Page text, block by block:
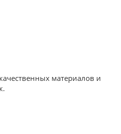
материалов и